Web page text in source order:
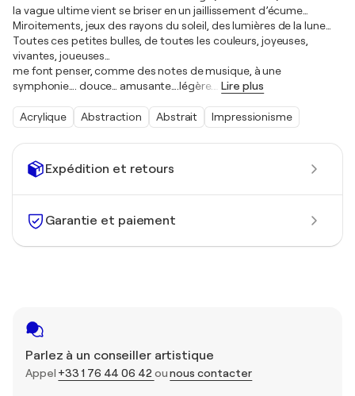
Expédition et retours
Garantie et paiement
Parlez à un conseiller artistique
Appel +33 1 76 44 06 42ounous contacter
la vague ultime vient se briser en un jaillissement d’écume…
Miroitements, jeux des rayons du soleil, des lumières de la lune…
Toutes ces petites bulles, de toutes les couleurs, joyeuses,
vivantes, joueuses…
me font penser, comme des notes de musique, à une
symphonie…. douce… amusante….légère.… Lire plus
Acrylique Abstraction Abstrait Impressionisme